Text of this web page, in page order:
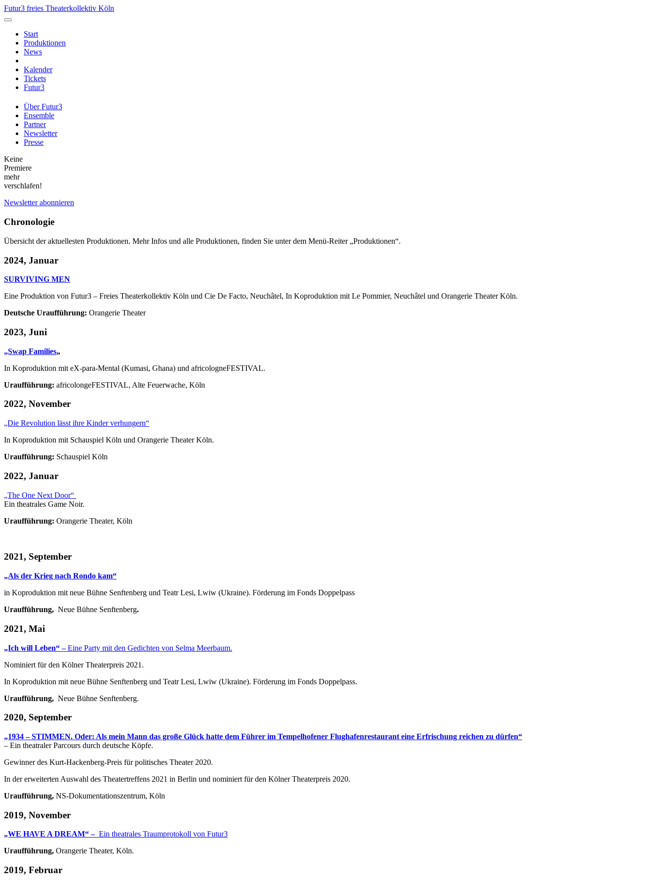
Futur3 freies Theaterkollektiv Köln
Start
Produktionen
News
Kalender
Tickets
Futur3
Über Futur3
Ensemble
Partner
Newsletter
Presse
Keine
Premiere
mehr
verschlafen!
Newsletter abonnieren
Chronologie
Übersicht der aktuellesten Produktionen. Mehr Infos und alle Produktionen, finden Sie unter dem Menü-Reiter „Produktionen“.
2024, Januar
SURVIVING MEN
Eine Produktion von Futur3 – Freies Theaterkollektiv Köln und Cie De Facto, Neuchâtel, In Koproduktion mit Le Pommier, Neuchâtel und Orangerie Theater Köln.
Deutsche Uraufführung: Orangerie Theater
2023, Juni
„Swap Families„
In Koproduktion mit eX-para-Mental (Kumasi, Ghana) und africologneFESTIVAL.
Uraufführung: africolongeFESTIVAL, Alte Feuerwache, Köln
2022, November
„Die Revolution lässt ihre Kinder verhungern“
In Koproduktion mit Schauspiel Köln und Orangerie Theater Köln.
Uraufführung: Schauspiel Köln
2022, Januar
„The One Next Door“
Ein theatrales Game Noir.
Uraufführung: Orangerie Theater, Köln
2021, September
„Als der Krieg nach Rondo kam“
in Koproduktion mit neue Bühne Senftenberg und Teatr Lesi, Lwiw (Ukraine). Förderung im Fonds Doppelpass
Uraufführung, Neue Bühne Senftenberg.
2021, Mai
„Ich will Leben“ –Eine Party mit den Gedichten von Selma Meerbaum.
Nominiert für den Kölner Theaterpreis 2021.
In Koproduktion mit neue Bühne Senftenberg und Teatr Lesi, Lwiw (Ukraine). Förderung im Fonds Doppelpass.
Uraufführung, Neue Bühne Senftenberg.
2020, September
„1934 – STIMMEN. Oder: Als mein Mann das große Glück hatte dem Führer im Tempelhofener Flughafenrestaurant eine Erfrischung reichen zu dürfen“
– Ein theatraler Parcours durch deutsche Köpfe.
Gewinner des Kurt-Hackenberg-Preis für politisches Theater 2020.
In der erweiterten Auswahl des Theatertreffens 2021 in Berlin und nominiert für den Kölner Theaterpreis 2020.
Uraufführung, NS-Dokumentationszentrum, Köln
2019, November
„WE HAVE A DREAM“ – Ein theatrales Traumprotokoll von Futur3
Uraufführung, Orangerie Theater, Köln.
2019, Februar